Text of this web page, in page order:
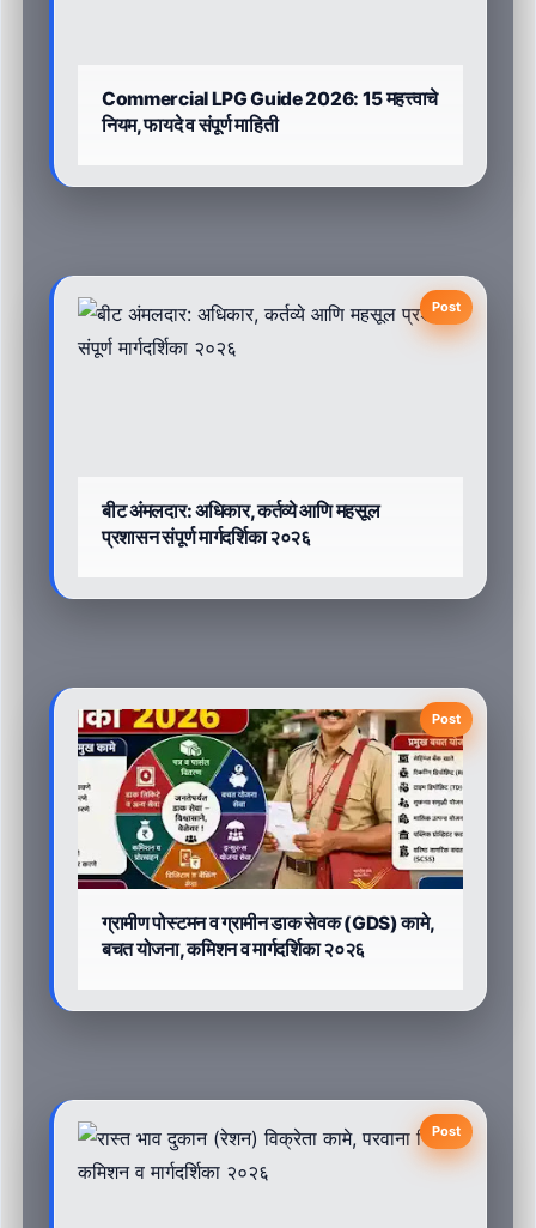
Commercial LPG Guide 2026: 15 महत्त्वाचे
नियम, फायदे व संपूर्ण माहिती
Post
बीट अंमलदार: अधिकार, कर्तव्ये आणि महसूल
प्रशासन संपूर्ण मार्गदर्शिका २०२६
Post
ग्रामीण पोस्टमन व ग्रामीन डाक सेवक (GDS) कामे,
बचत योजना, कमिशन व मार्गदर्शिका २०२६
Post